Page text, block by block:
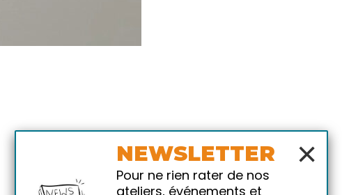
×
NEWSLETTER
Pour ne rien rater de nos
ateliers, événements et